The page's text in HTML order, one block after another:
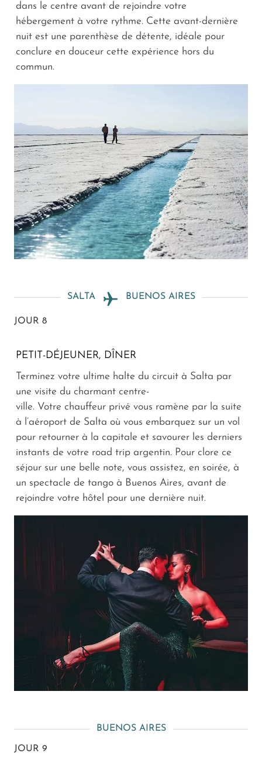
dans le centre avant de rejoindre votre
hébergement à votre rythme. Cette avant-dernière
nuit est une parenthèse de détente, idéale pour
conclure en douceur cette expérience hors du
commun.
SALTA BUENOS AIRES
JOUR 8
PETIT-DÉJEUNER, DÎNER
Terminez votre ultime halte du circuit à Salta par
une visite du charmant centre-
ville. Votre chauffeur privé vous ramène par la suite
à l’aéroport de Salta où vous embarquez sur un vol
pour retourner à la capitale et savourer les derniers
instants de votre road trip argentin. Pour clore ce
séjour sur une belle note, vous assistez, en soirée, à
un spectacle de tango à Buenos Aires, avant de
rejoindre votre hôtel pour une dernière nuit.
BUENOS AIRES
JOUR 9